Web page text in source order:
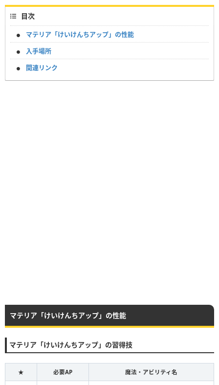
目次
マテリア「けいけんちアップ」の性能
入手場所
関連リンク
マテリア「けいけんちアップ」の性能
マテリア「けいけんちアップ」の習得技
★ 必要AP 魔法・アビリティ名